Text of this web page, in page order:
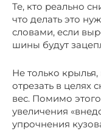
Те, кто реально
что делать это
словами, если
шины будут
Не только
отрезать в целях
вес. Помимо
увеличения
упрочнения